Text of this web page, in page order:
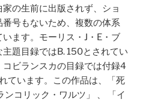
の生前に出版されず、ショ
号もないため、複数の体系
ます。モーリス・J・E・ブ
題目録ではB. 150とされてい
ビランスカの目録では付録4
ています。この作品は、「死
コリック・ワルツ」 、 「イ